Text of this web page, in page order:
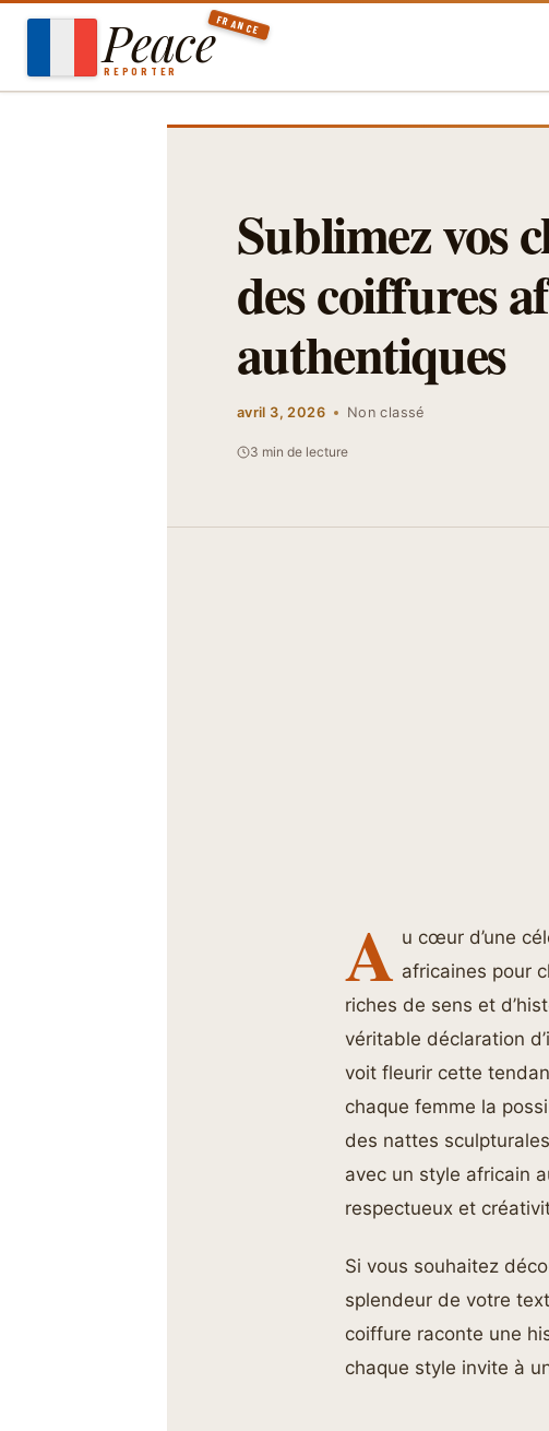
Aller
contenu
Peace
REPORTER
FRANCE
Sublimez vos
des coiffures
authentiques
avril 3, 2026 Non classé
3 min de lecture
A u cœur d’une
africaines pour
riches de sens et
véritable déclaration
voit fleurir cette
chaque femme la
des nattes
avec un style africain
respectueux et
Si vous souhaitez
splendeur de votre
coiffure raconte une
chaque style invite à